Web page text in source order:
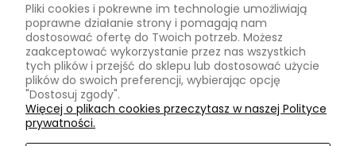
Pliki cookies i pokrewne im technologie umożliwiają
poprawne działanie strony i pomagają nam
dostosować ofertę do Twoich potrzeb. Możesz
zaakceptować wykorzystanie przez nas wszystkich
tych plików i przejść do sklepu lub dostosować użycie
plików do swoich preferencji, wybierając opcję
"Dostosuj zgody".
Więcej o plikach cookies przeczytasz w naszej Polityce
prywatności.